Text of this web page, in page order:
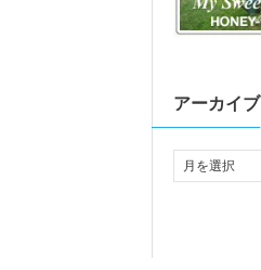
アーカイブ